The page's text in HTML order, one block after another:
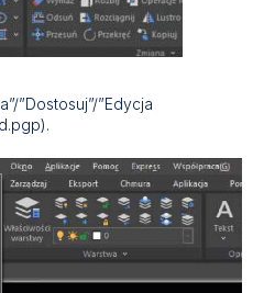
”Dostosuj”/”Edycja